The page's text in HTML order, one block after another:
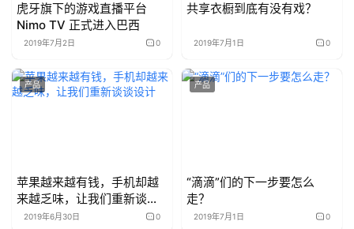
虎牙旗下的游戏直播平台
Nimo TV 正式进入巴西
2019年7月2日 0
共享衣橱到底有没有戏？
2019年7月1日 0
产品
苹果越来越有钱，手机却越
来越乏味，让我们重新谈谈
设计
2019年6月30日 0
产品
“滴滴”们的下一步要怎么
走？
2019年7月1日 0